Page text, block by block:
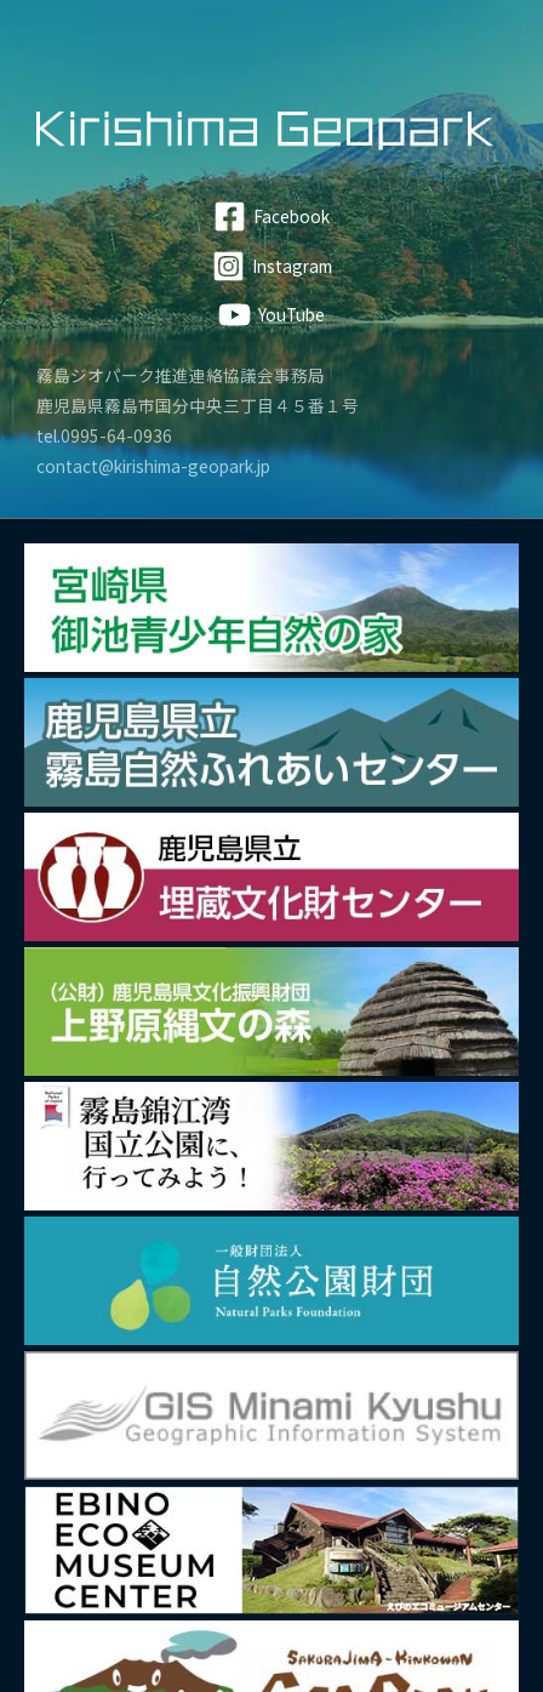
Facebook
Instagram
YouTube
霧島ジオパーク推進連絡協議会事務局
鹿児島県霧島市国分中央三丁目４５番１号
tel.0995-64-0936
contact@kirishima-geopark.jp